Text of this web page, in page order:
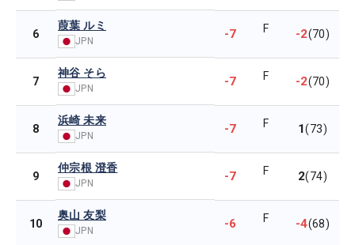
6
葭葉 ルミ
JPN -7 F -2(70)
7
神谷 そら
JPN -7 F -2(70)
8
浜崎 未来
JPN -7 F 1(73)
9
仲宗根 澄香
JPN -7 F 2(74)
10
奥山 友梨
JPN -6 F -4(68)